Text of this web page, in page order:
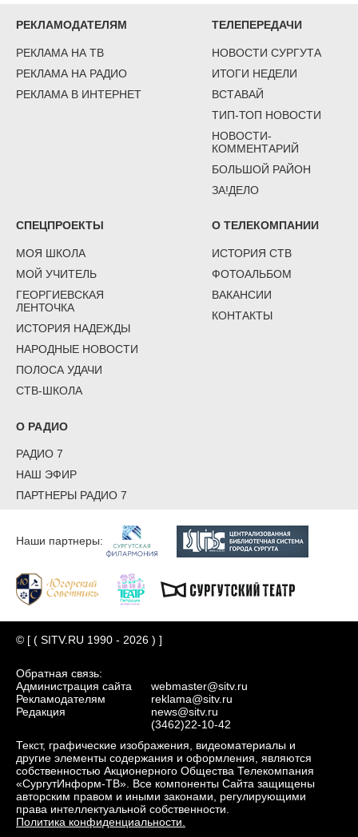
РЕКЛАМОДАТЕЛЯМ
РЕКЛАМА НА ТВ
РЕКЛАМА НА РАДИО
РЕКЛАМА В ИНТЕРНЕТ
ТЕЛЕПЕРЕДАЧИ
НОВОСТИ СУРГУТА
ИТОГИ НЕДЕЛИ
ВСТАВАЙ
ТИП-ТОП НОВОСТИ
НОВОСТИ-
КОММЕНТАРИЙ
БОЛЬШОЙ РАЙОН
ЗА!ДЕЛО
СПЕЦПРОЕКТЫ
МОЯ ШКОЛА
МОЙ УЧИТЕЛЬ
ГЕОРГИЕВСКАЯ
ЛЕНТОЧКА
ИСТОРИЯ НАДЕЖДЫ
НАРОДНЫЕ НОВОСТИ
ПОЛОСА УДАЧИ
СТВ-ШКОЛА
О ТЕЛЕКОМПАНИИ
ИСТОРИЯ СТВ
ФОТОАЛЬБОМ
ВАКАНСИИ
КОНТАКТЫ
О РАДИО
РАДИО 7
НАШ ЭФИР
ПАРТНЕРЫ РАДИО 7
Наши партнеры:
© [ ( SITV.RU 1990 - 2026 ) ]
Обратная связь:
Администрация сайта
Рекламодателям
Редакция
webmaster@sitv.ru
reklama@sitv.ru
news@sitv.ru
(3462)22-10-42
Текст, графические изображения, видеоматериалы и
другие элементы содержания и оформления, являются
собственностью Акционерного Общества Телекомпания
«СургутИнформ-ТВ». Все компоненты Сайта защищены
авторским правом и иными законами, регулирующими
права интеллектуальной собственности.
Политика конфиденциальности.